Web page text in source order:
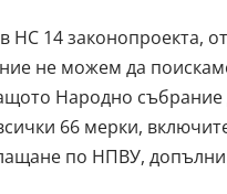
НС 14 законопроекта,
не можем да
Народно
66 мерки,
по НПВУ,